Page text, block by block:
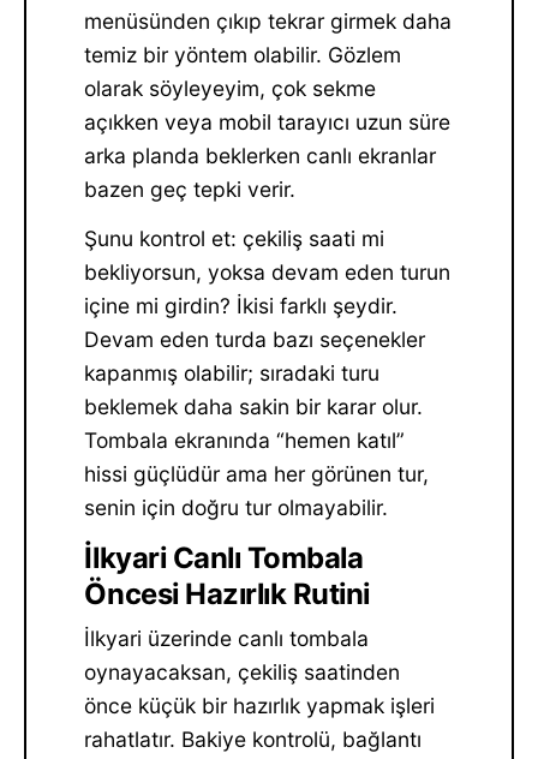
menüsünden çıkıp tekrar girmek daha
temiz bir yöntem olabilir. Gözlem
olarak söyleyeyim, çok sekme
açıkken veya mobil tarayıcı uzun süre
arka planda beklerken canlı ekranlar
bazen geç tepki verir.
Şunu kontrol et: çekiliş saati mi
bekliyorsun, yoksa devam eden turun
içine mi girdin? İkisi farklı şeydir.
Devam eden turda bazı seçenekler
kapanmış olabilir; sıradaki turu
beklemek daha sakin bir karar olur.
Tombala ekranında “hemen katıl”
hissi güçlüdür ama her görünen tur,
senin için doğru tur olmayabilir.
İlkyari Canlı Tombala
Öncesi Hazırlık Rutini
İlkyari üzerinde canlı tombala
oynayacaksan, çekiliş saatinden
önce küçük bir hazırlık yapmak işleri
rahatlatır. Bakiye kontrolü, bağlantı